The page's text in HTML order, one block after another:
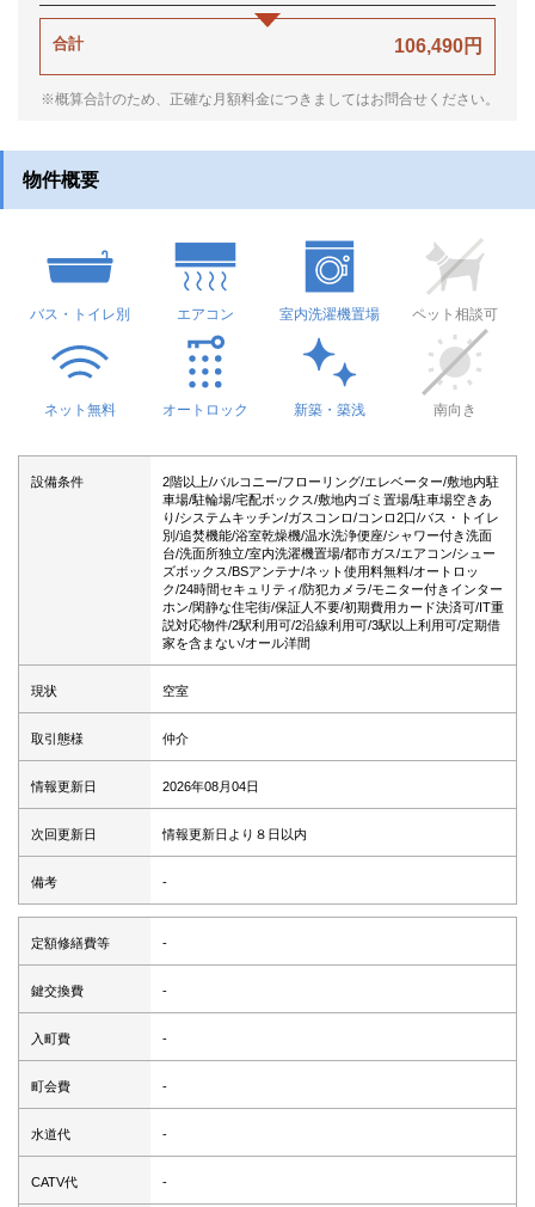
合計 106,490円
※概算合計のため、正確な月額料金につきましてはお問合せください。
物件概要
バス・トイレ別 エアコン 室内洗濯機置場 ペット相談可
ネット無料 オートロック 新築・築浅 南向き
設備条件
2階以上/バルコニー/フローリング/エレベーター/敷地内駐
車場/駐輪場/宅配ボックス/敷地内ゴミ置場/駐車場空きあ
り/システムキッチン/ガスコンロ/コンロ2口/バス・トイレ
別/追焚機能/浴室乾燥機/温水洗浄便座/シャワー付き洗面
台/洗面所独立/室内洗濯機置場/都市ガス/エアコン/シュー
ズボックス/BSアンテナ/ネット使用料無料/オートロッ
ク/24時間セキュリティ/防犯カメラ/モニター付きインター
ホン/閑静な住宅街/保証人不要/初期費用カード決済可/IT重
説対応物件/2駅利用可/2沿線利用可/3駅以上利用可/定期借
家を含まない/オール洋間
現状 空室
取引態様 仲介
情報更新日 2026年08月04日
次回更新日 情報更新日より８日以内
備考 -
定額修繕費等 -
鍵交換費 -
入町費 -
町会費 -
水道代 -
CATV代 -